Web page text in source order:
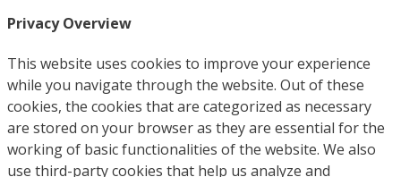
Privacy Overview
This website uses cookies to improve your experience
while you navigate through the website. Out of these
cookies, the cookies that are categorized as necessary
are stored on your browser as they are essential for the
working of basic functionalities of the website. We also
use third-party cookies that help us analyze and